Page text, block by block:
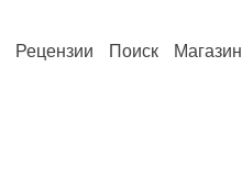
Рецензии Поиск Магазин